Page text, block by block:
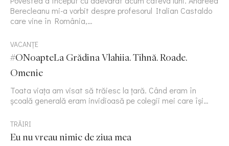
Berecleanu mi-a vorbit despre profesorul Italian Castaldo
care vine în România,…
VACANȚE
#ONoapteLa Grădina Vlahiia. Tihnă. Roade.
Omenie
Toata viața am visat să trăiesc la țară. Când eram în
școală generală eram invidioasă pe colegii mei care își…
TRĂIRI
Eu nu vreau nimic de ziua mea